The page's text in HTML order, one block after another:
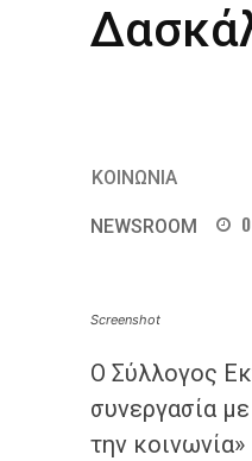
ΚΟΙΝΩΝΙΑ
NEWSROOM
Screenshot
Ο Σύλλογος
συνεργασία
την